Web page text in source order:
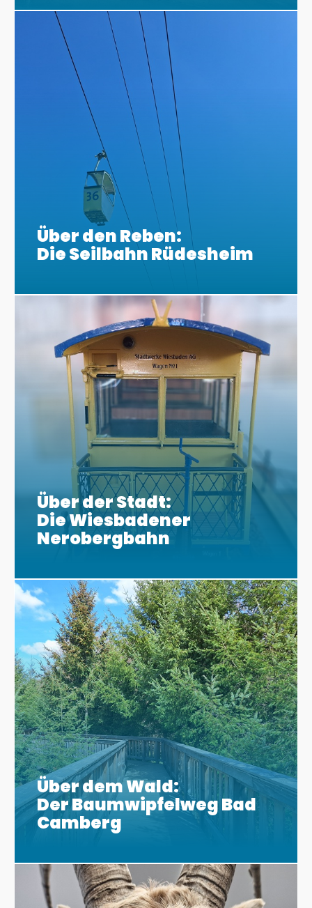
Über den Reben:
Die Seilbahn Rüdesheim
Über der Stadt:
Die Wiesbadener
Nerobergbahn
Über dem Wald:
Der Baumwipfelweg Bad
Camberg